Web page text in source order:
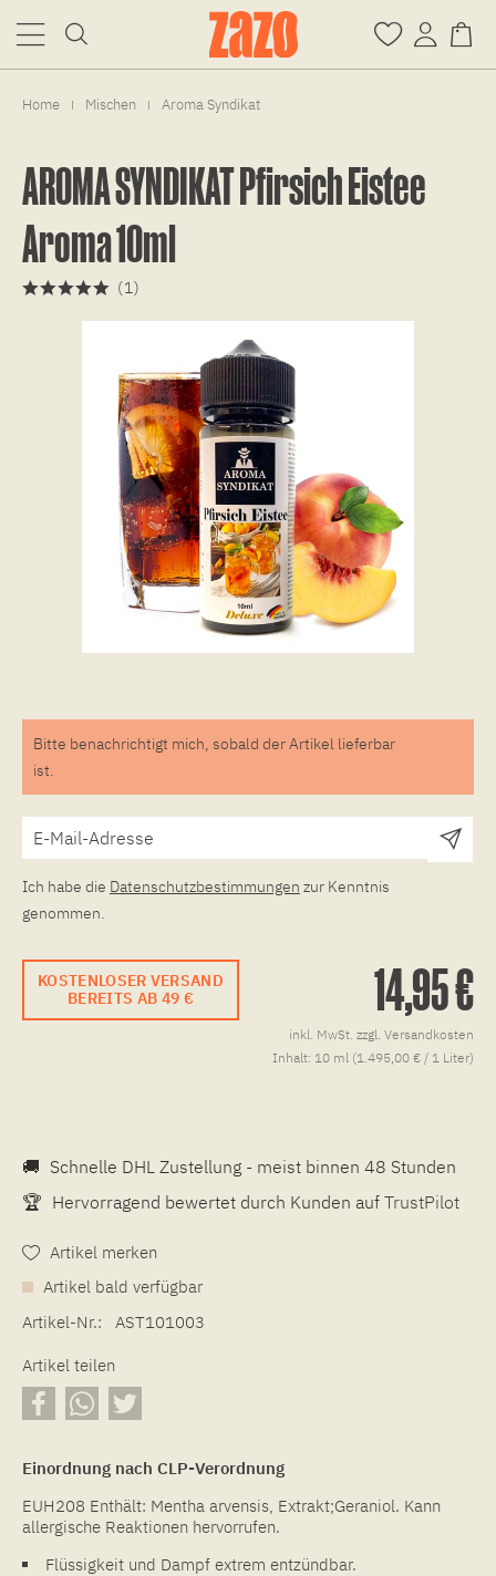
Home | Mischen | Aroma Syndikat
AROMA SYNDIKAT Pfirsich Eistee
Aroma 10ml
(1 )
Bitte benachrichtigt mich, sobald der Artikel lieferbar
ist.
Ich habe die Datenschutzbestimmungen zur Kenntnis
genommen.
KOSTENLOSER VERSAND
BEREITS AB 49 €
14,95 €
inkl. MwSt. zzgl. Versandkosten
Inhalt: 10 ml (1.495,00 € / 1 Liter)
🚚 Schnelle DHL Zustellung - meist binnen 48 Stunden
🏆 Hervorragend bewertet durch Kunden auf TrustPilot
Artikel merken
Artikel bald verfügbar
Artikel-Nr.:
AST101003
Artikel teilen
Einordnung nach CLP-Verordnung
EUH208 Enthält: Mentha arvensis, Extrakt;Geraniol. Kann
allergische Reaktionen hervorrufen.
Flüssigkeit und Dampf extrem entzündbar.